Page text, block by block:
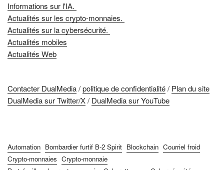
Informations sur l'IA.
Actualités sur les crypto-monnaies.
Actualités sur la cybersécurité.
Actualités mobiles
Actualités Web
Contacter DualMedia/politique de confidentialité/ Plan du site
DualMedia sur Twitter/X/ DualMedia sur YouTube
Automation Bombardier furtif B-2 Spirit Blockchain Courriel froid
Crypto-monnaies Crypto-monnaie